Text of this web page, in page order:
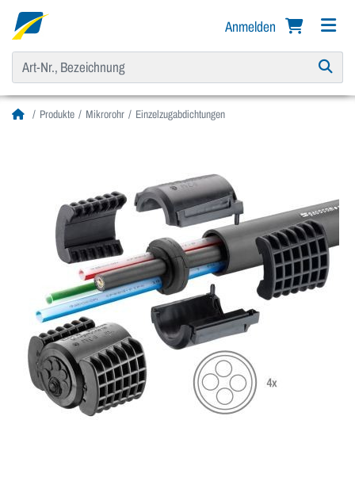
Anmelden
Produkte Mikrorohr Einzelzugabdichtungen